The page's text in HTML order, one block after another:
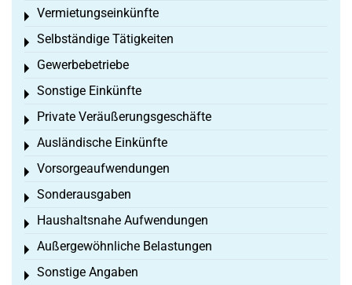
Vermietungseinkünfte
Toggle menu
Selbständige Tätigkeiten
Toggle menu
Gewerbebetriebe
Toggle menu
Sonstige Einkünfte
Toggle menu
Private Veräußerungsgeschäfte
Toggle menu
Ausländische Einkünfte
Toggle menu
Vorsorgeaufwendungen
Toggle menu
Sonderausgaben
Toggle menu
Haushaltsnahe Aufwendungen
Toggle menu
Außergewöhnliche Belastungen
Toggle menu
Sonstige Angaben
Toggle menu